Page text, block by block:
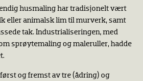
husmaling har tradisjonelt vært
eller animalsk lim til murverk, samt
tak. Industrialiseringen, med
sprøytemaling og maleruller, hadde
og fremst av tre (ådring) og